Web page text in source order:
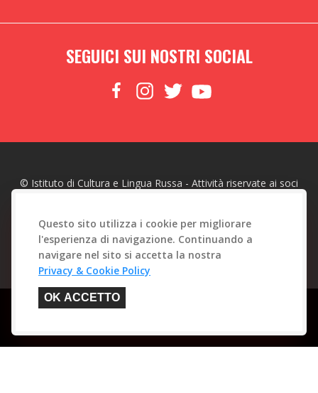
SEGUICI SUI NOSTRI SOCIAL
© Istituto di Cultura e Lingua Russa - Attività riservate ai soci
Questo sito è protetto da reCAPTCHA. Sono applicate la
Termini di Serviziodi Google.
Questo sito utilizza i cookie per migliorare
l'esperienza di navigazione. Continuando a
navigare nel sito si accetta la nostra
Privacy & Cookie Policy
OK ACCETTO